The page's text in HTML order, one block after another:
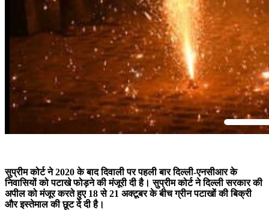
सुप्रीम कोर्ट ने 2020 के बाद दिवाली पर पहली बार दिल्ली-एनसीआर के
निवासियों को पटाखे फोड़ने की मंजूरी दी है। सुप्रीम कोर्ट ने दिल्ली सरकार की
अपील को मंजूर करते हुए 18 से 21 अक्टूबर के बीच ग्रीन पटाखों की बिक्री
और इस्तेमाल की छूट दे दी है।